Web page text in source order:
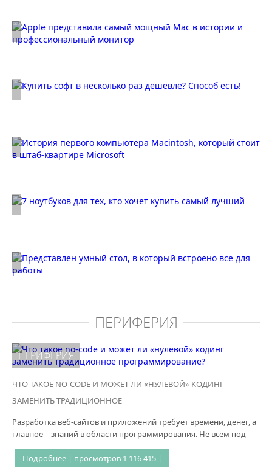
ПЕРИФЕРИЯ
ПЕРИФЕРИЯ
ЧТО ТАКОЕ NO-CODE И МОЖЕТ ЛИ «НУЛЕВОЙ» КОДИНГ
ЗАМЕНИТЬ ТРАДИЦИОННОЕ
Разработка веб-сайтов и приложений требует времени, денег, а
главное – знаний в области программирования. Не всем под
Подробнее | просмотров 1 116 415 |